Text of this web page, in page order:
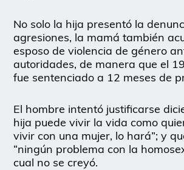
No solo la hija presentó la
agresiones, la mamá también
esposo de violencia de género
autoridades, de manera que el
fue sentenciado a 12 meses de
El hombre intentó justificarse
hija puede vivir la vida como
vivir con una mujer, lo hará”; y
“ningún problema con la
cual no se creyó.